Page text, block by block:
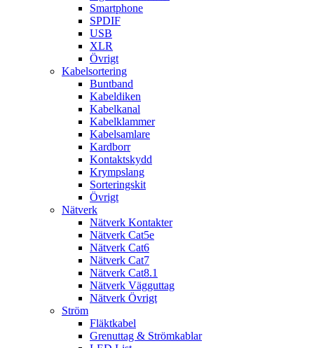
Smartphone
SPDIF
USB
XLR
Övrigt
Kabelsortering
Buntband
Kabeldiken
Kabelkanal
Kabelklammer
Kabelsamlare
Kardborr
Kontaktskydd
Krympslang
Sorteringskit
Övrigt
Nätverk
Nätverk Kontakter
Nätverk Cat5e
Nätverk Cat6
Nätverk Cat7
Nätverk Cat8.1
Nätverk Vägguttag
Nätverk Övrigt
Ström
Fläktkabel
Grenuttag & Strömkablar